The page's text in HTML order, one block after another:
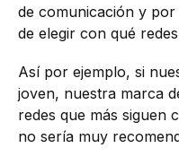
de comunicación y
de elegir con qué
Así por ejemplo, si
joven, nuestra marca
redes que más siguen
no sería muy